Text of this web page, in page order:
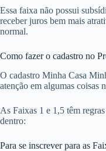
Essa faixa não possui
receber juros bem mais
normal.
Como fazer o cadastro no
O cadastro Minha Casa
atenção em algumas coisas
As Faixas 1 e 1,5 têm
dentro:
Para se inscrever para as